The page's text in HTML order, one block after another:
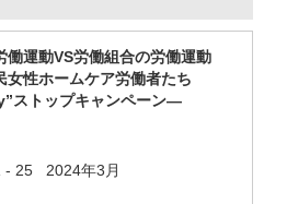
働運動VS労働組合の労働運動
性ホームケア労働者たち
ストップキャンペーン—
- 25 2024年3月